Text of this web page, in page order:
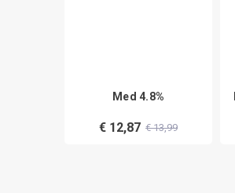
Med 4.8%
€ 12,87 € 13,99